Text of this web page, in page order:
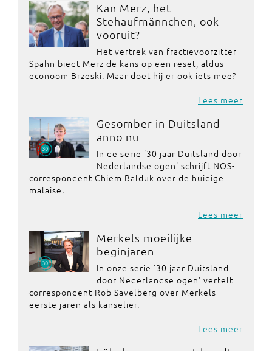
Kan Merz, het
Stehaufmännchen, ook
vooruit?
Het vertrek van fractievoorzitter
Spahn biedt Merz de kans op een reset, aldus
econoom Brzeski. Maar doet hij er ook iets mee?
Lees meer
Gesomber in Duitsland
anno nu
In de serie '30 jaar Duitsland door
Nederlandse ogen' schrijft NOS-
correspondent Chiem Balduk over de huidige
malaise.
Lees meer
Merkels moeilijke
beginjaren
In onze serie '30 jaar Duitsland
door Nederlandse ogen' vertelt
correspondent Rob Savelberg over Merkels
eerste jaren als kanselier.
Lees meer